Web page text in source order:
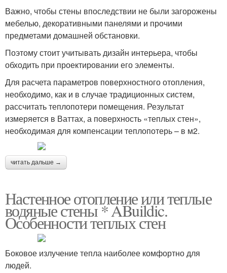
Важно, чтобы стены впоследствии не были загорожены
мебелью, декоративными панелями и прочими
предметами домашней обстановки.
Поэтому стоит учитывать дизайн интерьера, чтобы
обходить при проектировании его элементы.
Для расчета параметров поверхностного отопления,
необходимо, как и в случае традиционных систем,
рассчитать теплопотери помещения. Результат
измеряется в Ваттах, а поверхность «теплых стен»,
необходимая для компенсации теплопотерь – в м2.
читать дальше →
Настенное отопление или теплые
водяные стены * ABuildic.
Особенности теплых стен
Боковое излучение тепла наиболее комфортно для
людей.